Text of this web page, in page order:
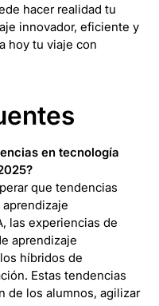
hacer realidad tu
innovador, eficiente y
hoy tu viaje con
en tecnología
que tendencias
las experiencias de
aprendizaje
híbridos de
Estas tendencias
de los alumnos, agilizar